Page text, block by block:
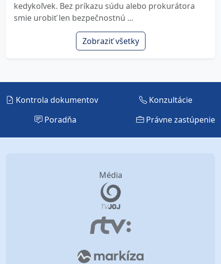
kedykoľvek. Bez príkazu súdu alebo prokurátora
smie urobiť len bezpečnostnú ...
Zobraziť všetky
Kontrola dokumentov
Konzultácie
Poradňa
Právne zastúpenie
Média